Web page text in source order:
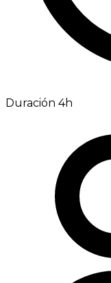
Duración 4h